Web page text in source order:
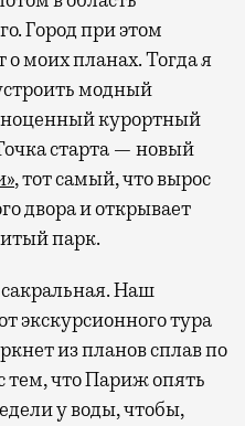
Город при этом
моих планах. Тогда я
модный
курортный
старта — новый
, тот самый, что вырос
двора и открывает
парк.
Наш
экскурсионного тура
из планов сплав по
тем, что Париж опять
у воды, чтобы,